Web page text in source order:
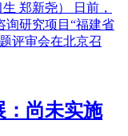
郑新尧） 日前，
询研究项目“福建省
评审会在北京召
：尚未实施